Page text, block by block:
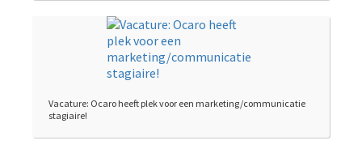
Vacature: Ocaro heeft plek voor een marketing/communicatie
stagiaire!